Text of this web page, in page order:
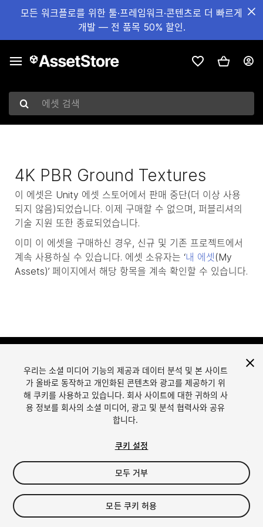
모든 워크플로를 위한 툴·프레임워크·콘텐츠로 더 빠르게
개발 — 전 품목 50% 할인.
에셋 검색
4K PBR Ground Textures
이 에셋은 Unity 에셋 스토어에서 판매 중단(더 이상 사용
되지 않음)되었습니다. 이제 구매할 수 없으며, 퍼블리셔의
기술 지원 또한 종료되었습니다.
이미 이 에셋을 구매하신 경우, 신규 및 기존 프로젝트에서
계속 사용하실 수 있습니다. 에셋 소유자는 ‘내 에셋 (My
Assets)’ 페이지에서 해당 항목을 계속 확인할 수 있습니다.
한국어
日本語
Unity에서 에셋 판매
Sell Assets
에셋 스토어 툴
퍼블리셔 로그인
자주 묻는 질문
우리는 소셜 미디어 기능의 제공과 데이터 분석 및 본 사이트
가 올바로 동작하고 개인화된 콘텐츠와 광고를 제공하기 위
해 쿠키를 사용하고 있습니다. 회사 사이트에 대한 귀하의 사
용 정보를 회사의 소셜 미디어, 광고 및 분석 협력사와 공유
합니다.
쿠키 설정
모두 거부
모든 쿠키 허용